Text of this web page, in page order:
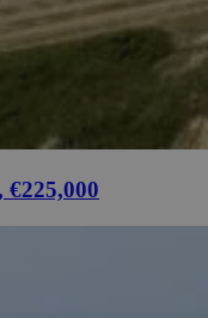
€225,000